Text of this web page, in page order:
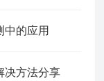
中的应用
决方法分享